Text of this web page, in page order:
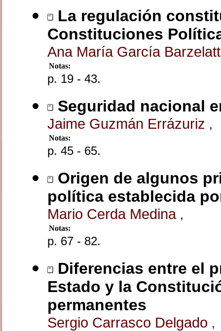
La regulación
Constituciones
Ana María García
Notas:
p. 19 - 43.
Seguridad nacional
Jaime Guzmán Errázuriz ,
Notas:
p. 45 - 65.
Origen de algunos
política establecida
Mario Cerda Medina ,
Notas:
p. 67 - 82.
Diferencias entre el
Estado y la
permanentes
Sergio Carrasco Delgado ,